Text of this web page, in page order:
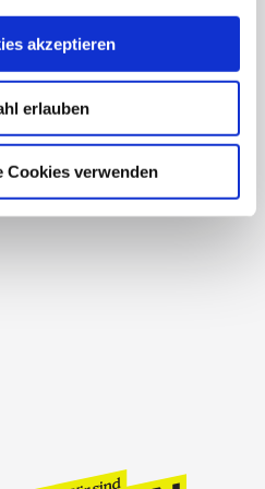
akzeptieren
erlauben
Cookies verwenden
Bureau